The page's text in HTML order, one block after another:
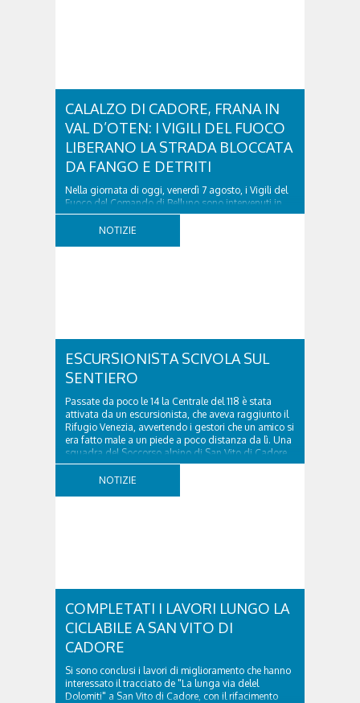
CALALZO DI CADORE, FRANA IN
VAL D’OTEN: I VIGILI DEL FUOCO
LIBERANO LA STRADA BLOCCATA
DA FANGO E DETRITI
Nella giornata di oggi, venerdì 7 agosto, i Vigili del
Fuoco del Comando di Belluno sono intervenuti in
località Diassa, in Val d’Oten, nel comune di Calalzo
di Cadore, per liberare una strada rimasta bloccata
NOTIZIE
ESCURSIONISTA SCIVOLA SUL
SENTIERO
Passate da poco le 14 la Centrale del 118 è stata
attivata da un escursionista, che aveva raggiunto il
Rifugio Venezia, avvertendo i gestori che un amico si
era fatto male a un piede a poco distanza da lì. Una
squadra del Soccorso alpino di San Vito di Cadore
ha quindi raggiunto l'infortunato...
NOTIZIE
COMPLETATI I LAVORI LUNGO LA
CICLABILE A SAN VITO DI
CADORE
Si sono conclusi i lavori di miglioramento che hanno
interessato il tracciato de "La lunga via delel
Dolomiti" a San Vito di Cadore, con il rifacimento